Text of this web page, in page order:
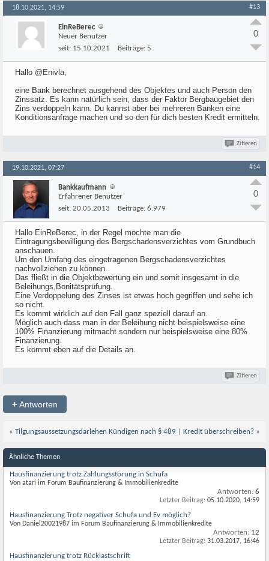
18.10.2021, 14:59 #13
EinReBerec
Neuer Benutzer
seit: 15.10.2021 Beiträge: 5
0
Hallo @Enivla,
eine Bank berechnet ausgehend des Objektes und auch Person den
Zinssatz. Es kann natürlich sein, dass der Faktor Bergbaugebiet den
Zins verdoppeln kann. Du kannst aber bei mehreren Banken eine
Konditionsanfrage machen und so den für dich besten Kredit ermitteln.
Zitieren
19.10.2021, 07:27 #14
Bankkaufmann
Erfahrener Benutzer
seit: 20.05.2013 Beiträge: 6.979
0
Hallo EinReBerec, in der Regel möchte man die
Eintragungsbewilligung des Bergschadensverzichtes vom Grundbuch
anschauen.
Um den Umfang des eingetragenen Bergschadensverzichtes
nachvollziehen zu können.
Das fließt in die Objektbewertung ein und somit insgesamt in die
Beleihungs,Bonitätsprüfung.
Eine Verdoppelung des Zinses ist etwas hoch gegriffen und sehe ich
so nicht.
Es kommt wirklich auf den Fall ganz speziell darauf an.
Möglich auch dass man in der Beleihung nicht beispielsweise eine
100% Finanzierung mitmacht sondern nur beispielsweise eine 80%
Finanzierung.
Es kommt eben auf die Details an.
Zitieren
+Antworten
« Tilgungsaussetzungsdarlehen Kündigen nach § 489 Kredit überschreiben? »
Ähnliche Themen
Hausfinanzierung trotz Zahlungsstörung in Schufa
Von atari im Forum Baufinanzierung & Immobilienkredite
Antworten: 6
Letzter Beitrag: 05.10.2020, 14:59
Hausfinanzierung Trotz negativer Schufa und Ev möglich?
Von Daniel20021987 im Forum Baufinanzierung & Immobilienkredite
Antworten: 12
Letzter Beitrag: 31.03.2017, 16:46
Hausfinanzierung trotz Rücklastschrift